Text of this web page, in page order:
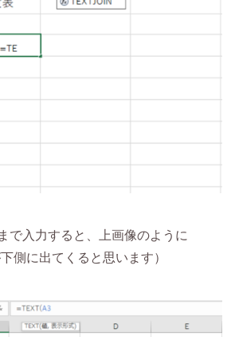
まで入力すると、上画像のように
側に出てくると思います）